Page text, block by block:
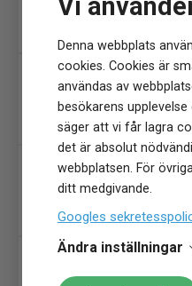
Vi
Denna webbplats
cookies. Cookies är
användas av
besökarens
säger att vi får lagra
det är absolut
webbplatsen. För
ditt medgivande.
Googles
Ändra inställningar